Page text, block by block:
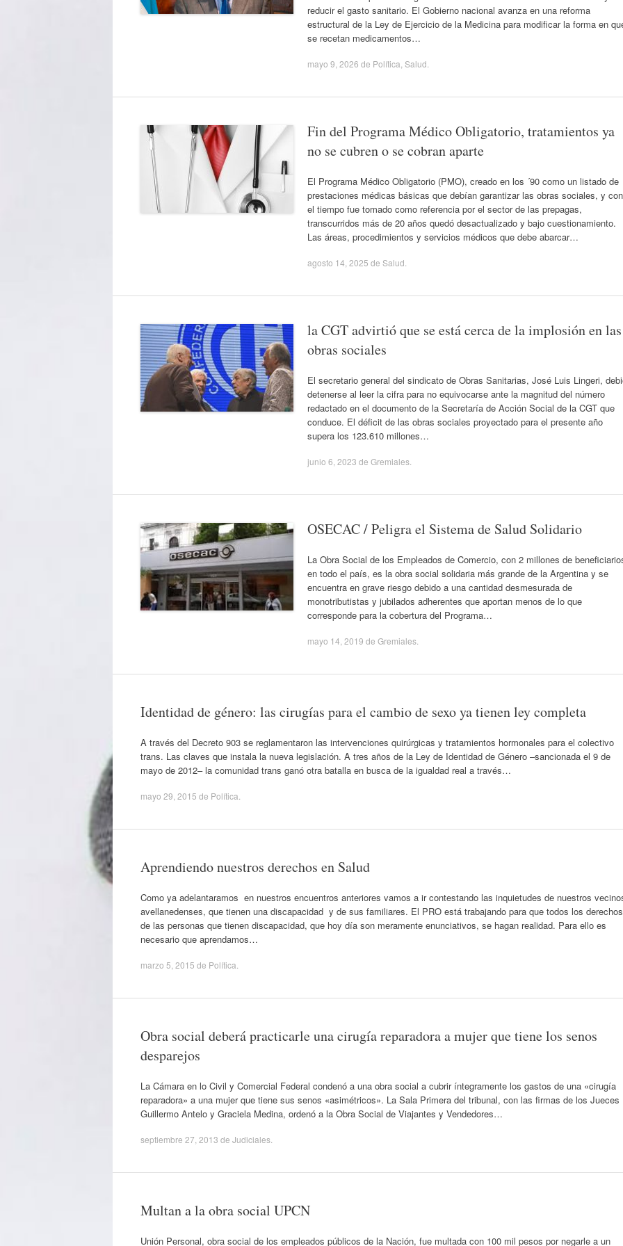
reducir el gasto sanitario. El Gobierno nacional avanza en una reforma
estructural de la Ley de Ejercicio de la Medicina para modificar la forma en
se recetan medicamentos…
mayo 9, 2026 de Política Salud
Fin del Programa Médico Obligatorio, tratamientos ya
no se cubren o se cobran aparte
El Programa Médico Obligatorio (PMO), creado en los ´90 como un listado de
prestaciones médicas básicas que debían garantizar las obras sociales, y con
el tiempo fue tomado como referencia por el sector de las prepagas,
transcurridos más de 20 años quedó desactualizado y bajo cuestionamiento.
Las áreas, procedimientos y servicios médicos que debe abarcar…
agosto 14, 2025 de Salud
la CGT advirtió que se está cerca de la implosión en las
obras sociales
El secretario general del sindicato de Obras Sanitarias, José Luis Lingeri,
detenerse al leer la cifra para no equivocarse ante la magnitud del número
redactado en el documento de la Secretaría de Acción Social de la CGT que
conduce. El déficit de las obras sociales proyectado para el presente año
supera los 123.610 millones…
junio 6, 2023 de Gremiales
OSECAC / Peligra el Sistema de Salud Solidario
La Obra Social de los Empleados de Comercio, con 2 millones de
en todo el país, es la obra social solidaria más grande de la Argentina y se
encuentra en grave riesgo debido a una cantidad desmesurada de
monotributistas y jubilados adherentes que aportan menos de lo que
corresponde para la cobertura del Programa…
mayo 14, 2019 de Gremiales
Identidad de género: las cirugías para el cambio de sexo ya tienen ley completa
A través del Decreto 903 se reglamentaron las intervenciones quirúrgicas y tratamientos hormonales para el colectivo
trans. Las claves que instala la nueva legislación. A tres años de la Ley de Identidad de Género –sancionada el 9 de
mayo de 2012– la comunidad trans ganó otra batalla en busca de la igualdad real a través…
mayo 29, 2015 de Política
Aprendiendo nuestros derechos en Salud
Como ya adelantaramos en nuestros encuentros anteriores vamos a ir contestando las inquietudes de nuestros
avellanedenses, que tienen una discapacidad y de sus familiares. El PRO está trabajando para que todos los derechos
de las personas que tienen discapacidad, que hoy día son meramente enunciativos, se hagan realidad. Para ello es
necesario que aprendamos…
marzo 5, 2015 de Política
Obra social deberá practicarle una cirugía reparadora a mujer que tiene los senos
desparejos
La Cámara en lo Civil y Comercial Federal condenó a una obra social a cubrir íntegramente los gastos de una «cirugía
reparadora» a una mujer que tiene sus senos «asimétricos». La Sala Primera del tribunal, con las firmas de los Jueces
Guillermo Antelo y Graciela Medina, ordenó a la Obra Social de Viajantes y Vendedores…
septiembre 27, 2013 de Judiciales
Multan a la obra social UPCN
Unión Personal, obra social de los empleados públicos de la Nación, fue multada con 100 mil pesos por negarle a un